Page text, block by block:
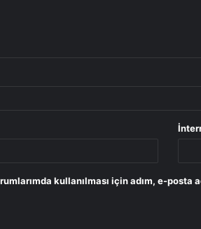
kullanılması için adım, e-posta